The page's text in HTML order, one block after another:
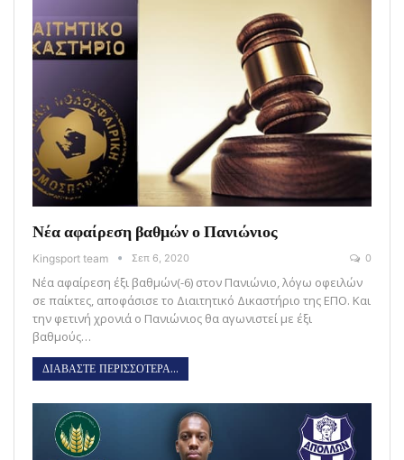
Νέα αφαίρεση βαθμών ο Πανιώνιος
Kingsport team Σεπ 6, 2020 0
Νέα αφαίρεση έξι βαθμών(-6) στον Πανιώνιο, λόγω οφειλών
σε παίκτες, αποφάσισε το Διαιτητικό Δικαστήριο της ΕΠΟ. Και
την φετινή χρονιά ο Πανιώνιος θα αγωνιστεί με έξι
βαθμούς…
ΔΙΑΒΑΣΤΕ ΠΕΡΙΣΣΟΤΕΡΑ...